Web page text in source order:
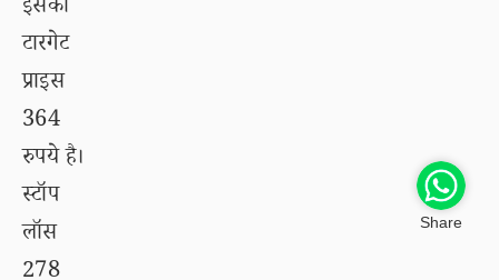
इसका
टारगेट
प्राइस
364
रुपये है।
स्टॉप
लॉस
278
Share